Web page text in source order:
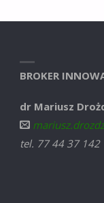
BROKER
dr Mariusz
tel. 77 44 37 142